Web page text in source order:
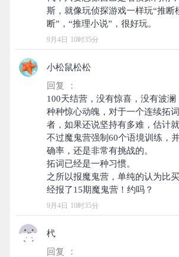
斯，就像玩侦探游戏一样玩“推断
9月4日 10时35分
小松鼠松松
回复 ：
100天结营，没有惊喜，没有波澜
种种惊心动魄，对于一个连续拓
者，如果还说坚持有多难，估计
不过魔鬼营强制60个语境训练，
确率，还是非常有挑战的。
拓词已经是一种习惯。
之所以报魔鬼营，单纯的认为比
9月4日 10时35分
杙
回复 ：